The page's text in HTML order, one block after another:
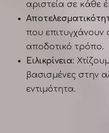
αριστεία σε κάθε
που επιτυγχάνουν
αποδοτικό τρόπο.
Ειλικρίνεια:
βασισμένες στην
εντιμότητα.